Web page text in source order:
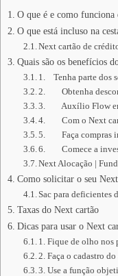
O que é e como
O que está incluso na
Next cartão de
Quais são os benefícios
1. Tenha parte dos
2. Obtenha
3. Auxílio Flow
4. Com o Next
5. Faça compras
6. Comece a
Next Alocação |
Como solicitar o seu
Sac para deficientes
Taxas do Next cartão
Dicas para usar o Next
1. Fique de olho nos
2. Faça o cadastro
3. Use a função